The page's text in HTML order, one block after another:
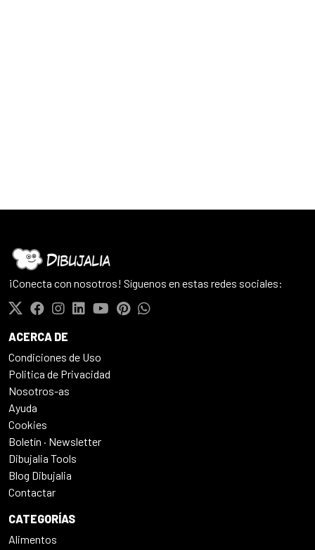
¡Conecta con nosotros! Síguenos en estas redes sociales:
ACERCA DE
Condiciones de Uso
Politica de Privacidad
Nosotros-as
Ayuda
Cookies
Boletín · Newsletter
Dibujalia Tools
Blog Dibujalia
Contactar
CATEGORÍAS
Alimentos